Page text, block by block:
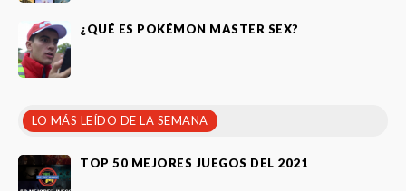
¿QUÉ ES POKÉMON MASTER SEX?
LO MÁS LEÍDO DE LA SEMANA
TOP 50 MEJORES JUEGOS DEL 2021